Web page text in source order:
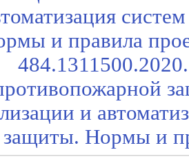
и правила
и
защиты. Нормы и